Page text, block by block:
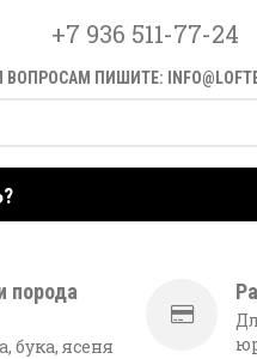
+7 936 511-77-24
ВОПРОСАМ ПИШИТЕ:
порода
бука, ясеня